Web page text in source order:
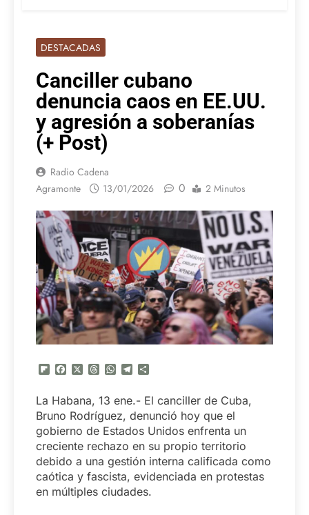
DESTACADAS
Canciller cubano
denuncia caos en EE.UU.
y agresión a soberanías
(+ Post)
Radio Cadena
Agramonte
13/01/2026 0 2 Minutos
Flipboard
Facebook
X Threads
WhatsApp
Telegram
La Habana, 13 ene.- El canciller de Cuba,
Bruno Rodríguez, denunció hoy que el
gobierno de Estados Unidos enfrenta un
creciente rechazo en su propio territorio
debido a una gestión interna calificada como
caótica y fascista, evidenciada en protestas
en múltiples ciudades.